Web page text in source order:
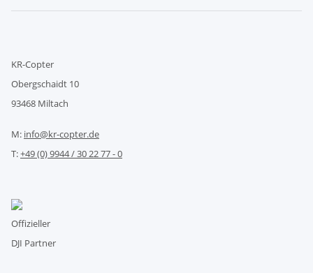
KR-Copter
Obergschaidt 10
93468 Miltach
M: info@kr-copter.de
T:+49 (0) 9944 / 30 22 77 - 0
Offizieller
DJI Partner